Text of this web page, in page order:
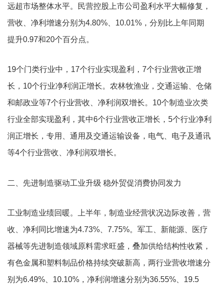
远超市场整体水平。民营控股上市公司盈利水平大幅修复，
营收、净利增速分别为4.80%、10.01%，分别比上年同期
提升0.97和20个百分点。
19个门类行业中，17个行业实现盈利，7个行业营收正增
长，10个行业净利润正增长。农林牧渔业，交通运输、仓储
和邮政业等7个行业营收、净利润双增长。10个制造业次类
行业全部实现盈利，其中6个行业营收正增长，5个行业净利
润正增长，专用、通用及交通运输设备，电气、电子及通讯
等4个行业营收、净利润双增长。
二、先进制造驱动工业升级 稳外贸促消费协同发力
工业制造业绩回暖。上半年，制造业经营状况边际改善，营
收、净利同比增速为4.73%、7.75%。军工、新能源、医疗
器械等先进制造领域原料需求旺盛，叠加供给结构性收紧，
有色金属和塑料制品价格持续突破新高，两行业营收增速分
别为6.49%、10.10%，净利润增速分别为36.55%、19.5